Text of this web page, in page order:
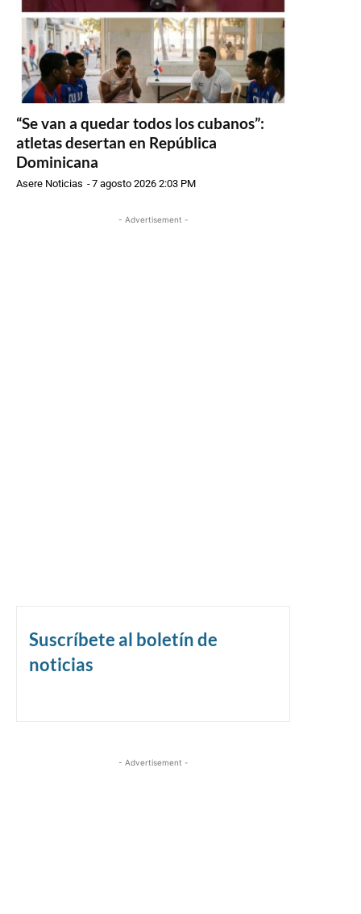
“Se van a quedar todos los cubanos”:
atletas desertan en República
Dominicana
Asere Noticias -7 agosto 2026 2:03 PM
- Advertisement -
Suscríbete al boletín de
noticias
- Advertisement -